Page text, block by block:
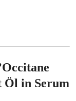
Öl in Serum